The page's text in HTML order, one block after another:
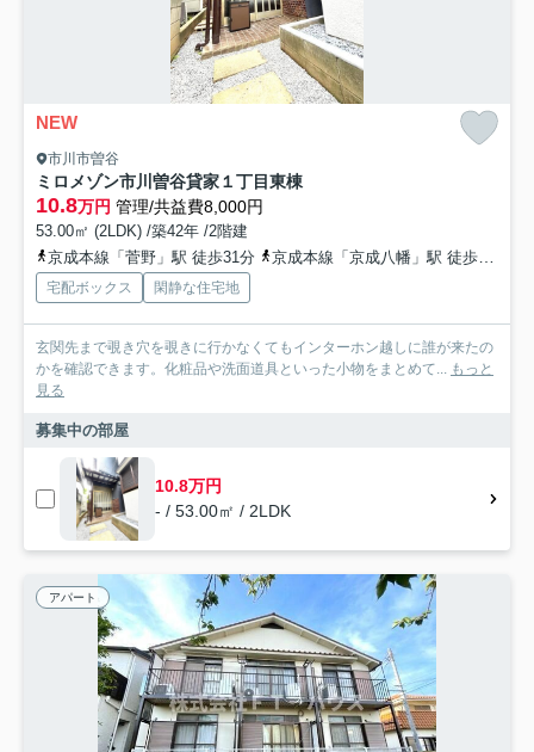
NEW
市川市曽谷
ミロメゾン市川曽谷貸家１丁目東棟
10.8万円 管理/共益費8,000円
53.00㎡ (2LDK) /築42年 /2階建
京成本線「菅野」駅 徒歩31分
京成本線「京成八幡」駅 徒歩31分
宅配ボックス 閑静な住宅地
玄関先まで覗き穴を覗きに行かなくてもインターホン越しに誰が来たの
かを確認できます。化粧品や洗面道具といった小物をまとめて... もっと
見る
募集中の部屋
10.8万円
- / 53.00㎡ / 2LDK
アパート